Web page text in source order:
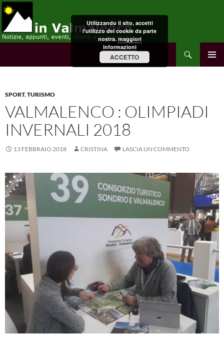
Vai
contenuto
SPORT,TURISMO
VALMALENCO : OLIMPIADI
INVERNALI 2018
13 FEBBRAIO 2018 CRISTINA LASCIA UN COMMENTO
Utilizzando il sito, accetti
l'utilizzo dei cookie da parte
nostra.maggiori
informazioni
ACCETTO